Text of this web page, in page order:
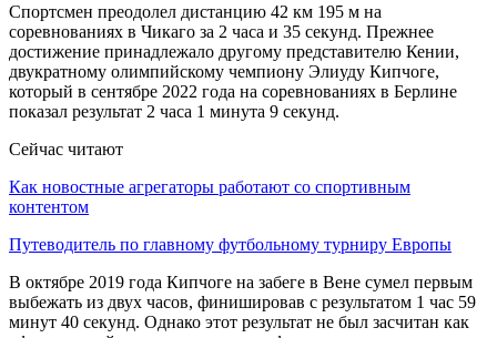
Спортсмен преодолел дистанцию 42 км 195 м на
соревнованиях в Чикаго за 2 часа и 35 секунд. Прежнее
достижение принадлежало другому представителю Кении,
двукратному олимпийскому чемпиону Элиуду Кипчоге,
который в сентябре 2022 года на соревнованиях в Берлине
показал результат 2 часа 1 минута 9 секунд.
Сейчас читают
Как новостные агрегаторы работают со спортивным
контентом
Путеводитель по главному футбольному турниру Европы
В октябре 2019 года Кипчоге на забеге в Вене сумел первым
выбежать из двух часов, финишировав с результатом 1 час 59
минут 40 секунд. Однако этот результат не был засчитан как